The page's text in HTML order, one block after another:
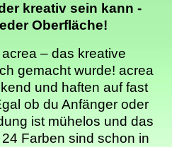
kreativ sein kann -
Oberfläche!
– das kreative
gemacht wurde! acrea
und haften auf fast
ob du Anfänger oder
ist mühelos und das
Farben sind schon in